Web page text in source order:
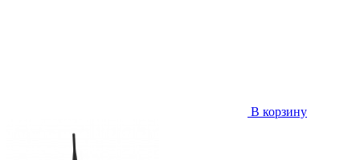
В корзину